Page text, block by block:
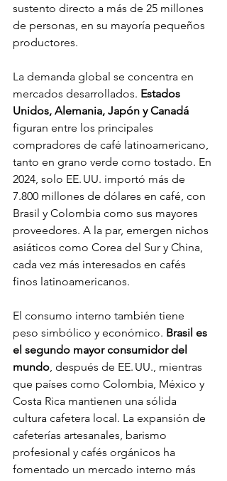
sustento directo a más de 25 millones
de personas, en su mayoría pequeños
productores.
La demanda global se concentra en
mercados desarrollados. Estados
Unidos, Alemania, Japón y Canadá
figuran entre los principales
compradores de café latinoamericano,
tanto en grano verde como tostado. En
2024, solo EE. UU. importó más de
7.800 millones de dólares en café, con
Brasil y Colombia como sus mayores
proveedores. A la par, emergen nichos
asiáticos como Corea del Sur y China,
cada vez más interesados en cafés
finos latinoamericanos.
El consumo interno también tiene
peso simbólico y económico. Brasil es
el segundo mayor consumidor del
mundo, después de EE. UU., mientras
que países como Colombia, México y
Costa Rica mantienen una sólida
cultura cafetera local. La expansión de
cafeterías artesanales, barismo
profesional y cafés orgánicos ha
fomentado un mercado interno más